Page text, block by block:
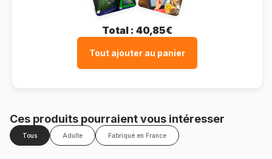
Total : 40,85€
Tout ajouter au panier
Ces produits pourraient vous intéresser
Tous Adulte Fabriqué en France